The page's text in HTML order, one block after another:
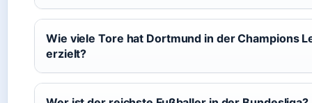
Wie viele Tore hat Dortmund in der Champions
erzielt?